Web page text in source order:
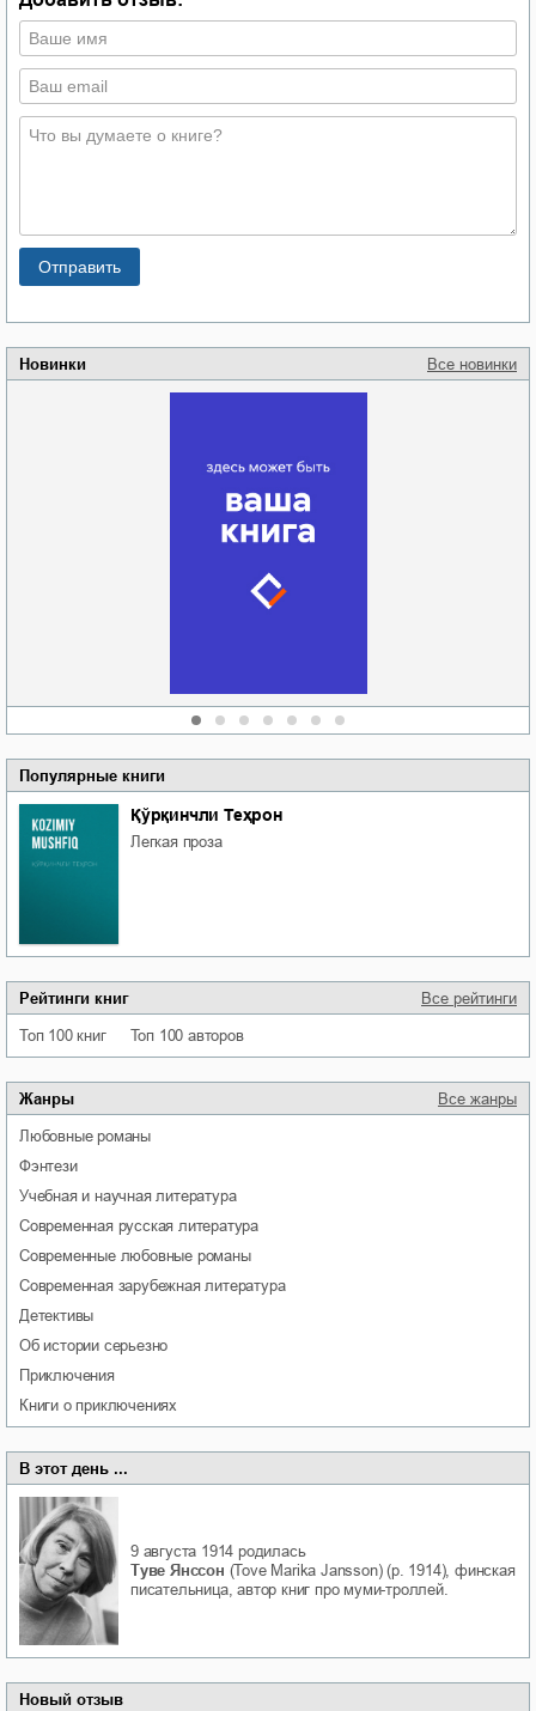
Новинки Все новинки
Популярные книги
Қўрқинчли Теҳрон
легкая проза
Рейтинги книг Все рейтинги
Топ 100 книг Топ 100 авторов
Жанры Все жанры
любовные романы
фэнтези
учебная и научная литература
современная русская литература
современные любовные романы
современная зарубежная литература
детективы
об истории серьезно
приключения
книги о приключениях
В этот день ...
9 августа 1914 родилась
Туве Янссон (Tove Marika Jansson) (р. 1914), финская
писательница, автор книг про муми-троллей.
Новый отзыв